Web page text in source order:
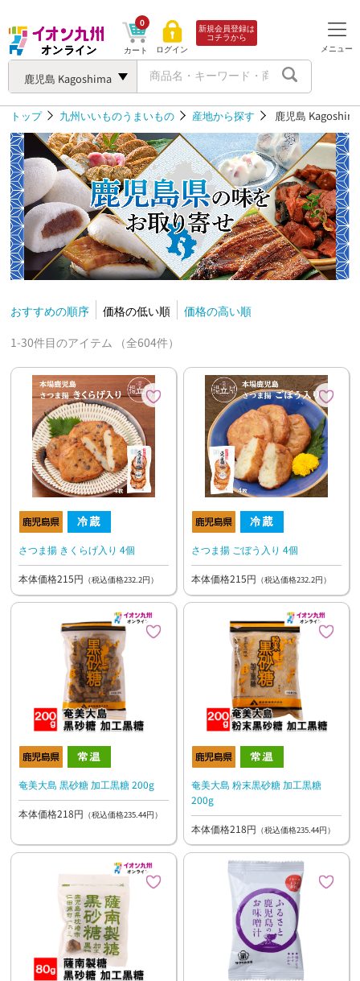
鹿児島 Kagoshima
カート
0
ログイン
新規会員登録は
コチラから
メニュー
トップ 九州いいものうまいもの 産地から探す 鹿児島
おすすめの順序 価格の低い順
価格の高い順
1-30件目のアイテム （全604件）
さつま揚 きくらげ入り 4個
本体価格215円 （税込価格232.2円）
さつま揚 ごぼう入り 4個
本体価格215円 （税込価格232.2円）
奄美大島 黒砂糖 加工黒糖 200g
本体価格218円 （税込価格235.44円）
奄美大島 粉末黒砂糖 加工黒糖
200g
本体価格218円 （税込価格235.44円）